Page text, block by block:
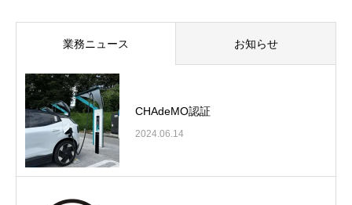
業務ニュース お知らせ
CHAdeMO認証
2024.06.14